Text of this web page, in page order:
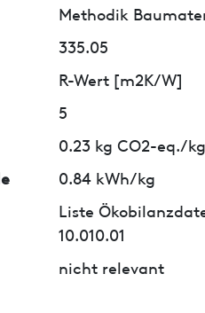
Methodik
335.05
R-Wert [m2K/W]
5
0.23 kg CO2-eq./kg
0.84 kWh/kg
Liste
10.010.01
nicht relevant